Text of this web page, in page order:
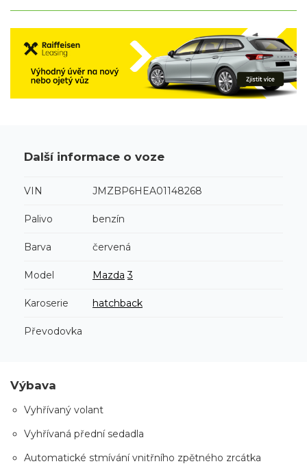
Další informace o voze
VIN JMZBP6HEA01148268
Palivo benzín
Barva červená
Model Mazda 3
Karoserie hatchback
Převodovka
Výbava
Vyhřívaný volant
Vyhřívaná přední sedadla
Automatické stmívání vnitřního zpětného zrcátka